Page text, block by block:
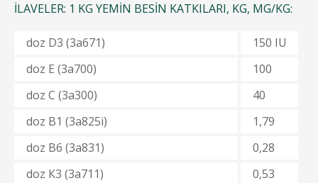
İLAVELER: 1 KG YEMIN BESIN KATKILARI, KG, MG/KG:
doz D3 (3a671)
150 IU
doz E (3a700)
100
doz C (3a300)
40
doz В1 (3a825i)
1,79
doz B6 (3a831)
0,28
doz К3 (3а711)
0,53